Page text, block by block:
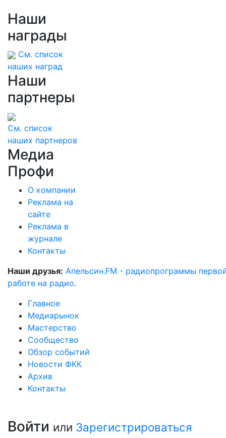
Наши
награды
См. список
наших наград
Наши
партнеры
См. список
наших партнеров
Медиа
Профи
О компании
Реклама на
сайте
Реклама в
журнале
Контакты
Наши друзья: Апельсин.FM - радиопрограммы
работе на радио.
Главное
Медиарынок
Мастерство
Сообщество
Обзор событий
Новости ФКК
Архив
Контакты
Войти или Зарегистрироваться